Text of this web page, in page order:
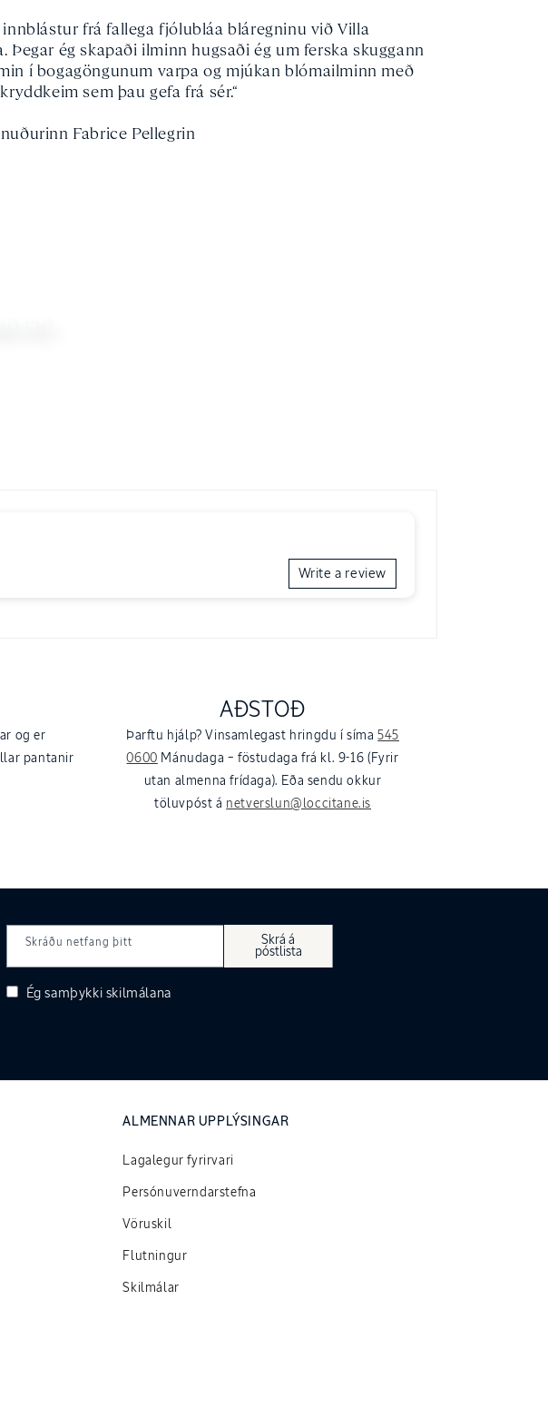
innblástur frá fallega fjólubláa bláregninu við Villa
Þegar ég skapaði ilminn hugsaði ég um ferska skuggann
í bogagöngunum varpa og mjúkan blómailminn með
sem þau gefa frá sér.“
Fabrice Pellegrin
Write a review
og er
pantanir
AÐSTOÐ
Þarftu hjálp? Vinsamlegast hringdu í síma545
0600 Mánudaga – föstudaga frá kl. 9-16 (Fyrir
utan almenna frídaga). Eða sendu okkur
töluvpóst á netverslun@loccitane.is
Skráðu netfang þitt
Skrá á
póstlista
Ég samþykki skilmálana
ALMENNAR UPPLÝSINGAR
Lagalegur fyrirvari
Persónuverndarstefna
Vöruskil
Flutningur
Skilmálar